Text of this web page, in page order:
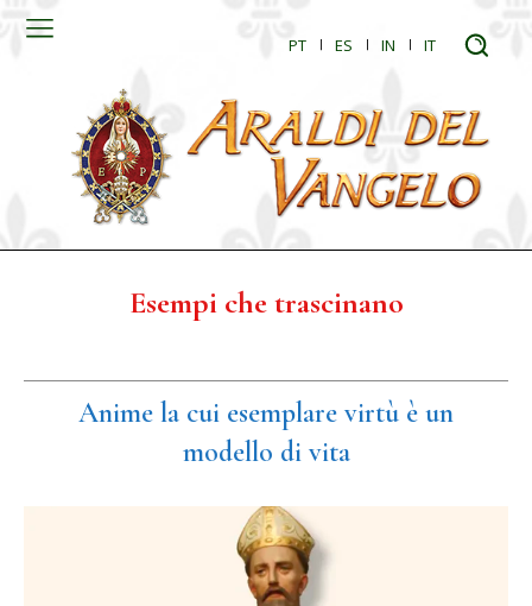
PT ES IN IT
Esempi che trascinano
Anime la cui esemplare virtù è un
modello di vita